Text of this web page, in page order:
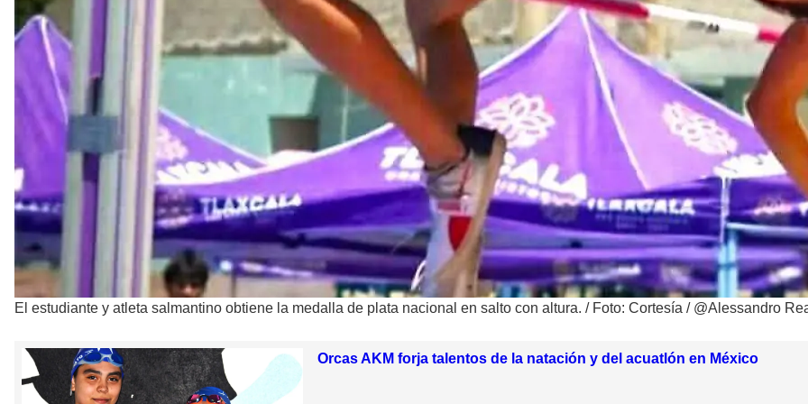
El estudiante y atleta salmantino obtiene la medalla de plata nacional en salto con altura. / Foto: Cortesía / @Alessandro
Orcas AKM forja talentos de la natación y del acuatlón en México